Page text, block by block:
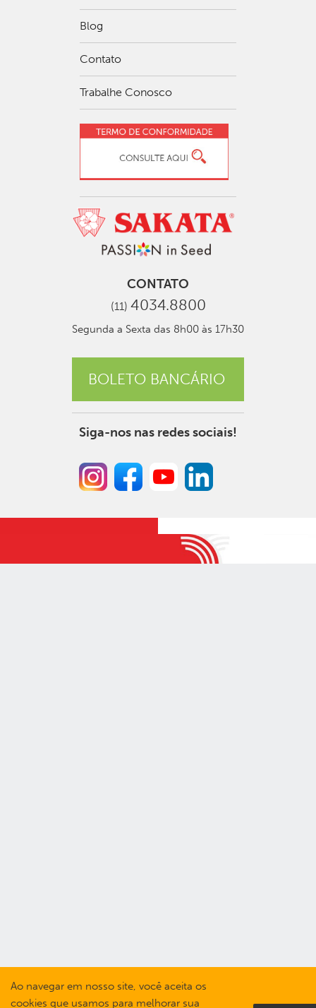
Blog
Contato
Trabalhe Conosco
CONTATO
(11) 4034.8800
Segunda a Sexta das 8h00 às 17h30
BOLETO BANCÁRIO
Siga-nos nas redes sociais!
Ao navegar em nosso site, você aceita os
cookies que usamos para melhorar sua